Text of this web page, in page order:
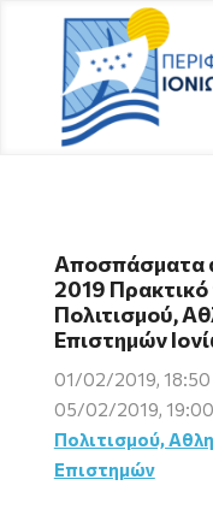
Αποσπάσματα
2019 Πρακτικό
Πολιτισμού,
Επιστημών
01/02/2019, 18:50
05/02/2019, 19:00
Πολιτισμού,
Επιστημών